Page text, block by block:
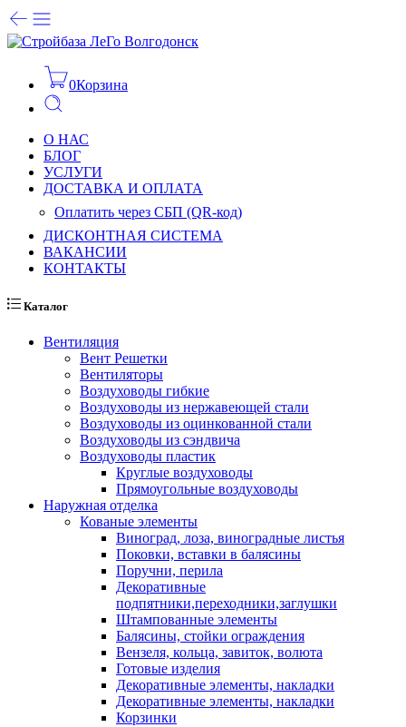
0Корзина
О НАС
БЛОГ
УСЛУГИ
ДОСТАВКА И ОПЛАТА
Оплатить через СБП (QR-код)
ДИСКОНТНАЯ СИСТЕМА
ВАКАНСИИ
КОНТАКТЫ
Каталог
Вентиляция
Вент Решетки
Вентиляторы
Воздуховоды гибкие
Воздуховоды из нержавеющей стали
Воздуховоды из оцинкованной стали
Воздуховоды из сэндвича
Воздуховоды пластик
Круглые воздуховоды
Прямоугольные воздуховоды
Наружная отделка
Кованые элементы
Виноград, лоза, виноградные листья
Поковки, вставки в балясины
Поручни, перила
Декоративные
подпятники,переходники,заглушки
Штампованные элементы
Балясины, стойки ограждения
Вензеля, кольца, завиток, волюта
Готовые изделия
Декоративные элементы, накладки
Декоративные элементы, накладки
Корзинки